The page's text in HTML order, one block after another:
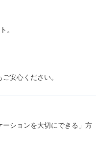
。
安心ください。
ションを大切にできる」方